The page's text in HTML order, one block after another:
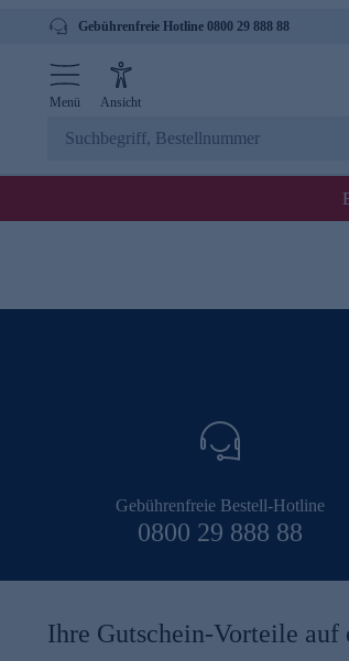
Gebührenfreie Hotline 0800 29 888 88
Menü Ansicht
Gebührenfreie Bestell-Hotline
0800 29 888 88
Ihre Gutschein-Vorteile